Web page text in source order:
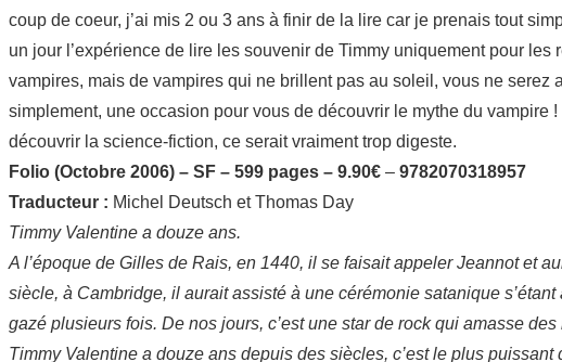
coup de coeur, j’ai mis 2 ou 3 ans à finir de la lire car je prenais tout
un jour l’expérience de lire les souvenir de Timmy uniquement pour
vampires, mais de vampires qui ne brillent pas au soleil, vous ne
simplement, une occasion pour vous de découvrir le mythe du
découvrir la science-fiction, ce serait vraiment trop digeste.
Folio (Octobre 2006) – SF – 599 pages – 9.90€ – 9782070318957
Traducteur : Michel Deutsch et Thomas Day
Timmy Valentine a douze ans.
A l’époque de Gilles de Rais, en 1440, il se faisait appeler Jeannot et
siècle, à Cambridge, il aurait assisté à une cérémonie satanique
gazé plusieurs fois. De nos jours, c’est une star de rock qui amasse
Timmy Valentine a douze ans depuis des siècles, c’est le plus